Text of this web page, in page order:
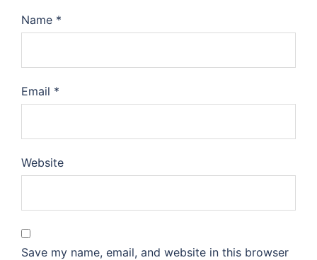
Name *
Email *
Website
Save my name, email, and website in this browser